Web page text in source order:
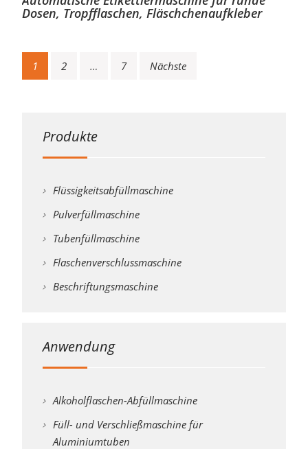
Dosen, Tropfflaschen, Fläschchenaufkleber
Beitrags-
1 2 … 7 Nächste
Produkte
Flüssigkeitsabfüllmaschine
Pulverfüllmaschine
Tubenfüllmaschine
Flaschenverschlussmaschine
Beschriftungsmaschine
Anwendung
Alkoholflaschen-Abfüllmaschine
Füll- und Verschließmaschine für
Aluminiumtuben